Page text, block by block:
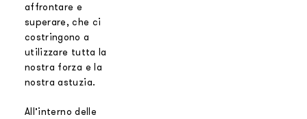
affrontare e
superare, che ci
costringono a
utilizzare tutta la
nostra forza e la
nostra astuzia.
All’interno delle